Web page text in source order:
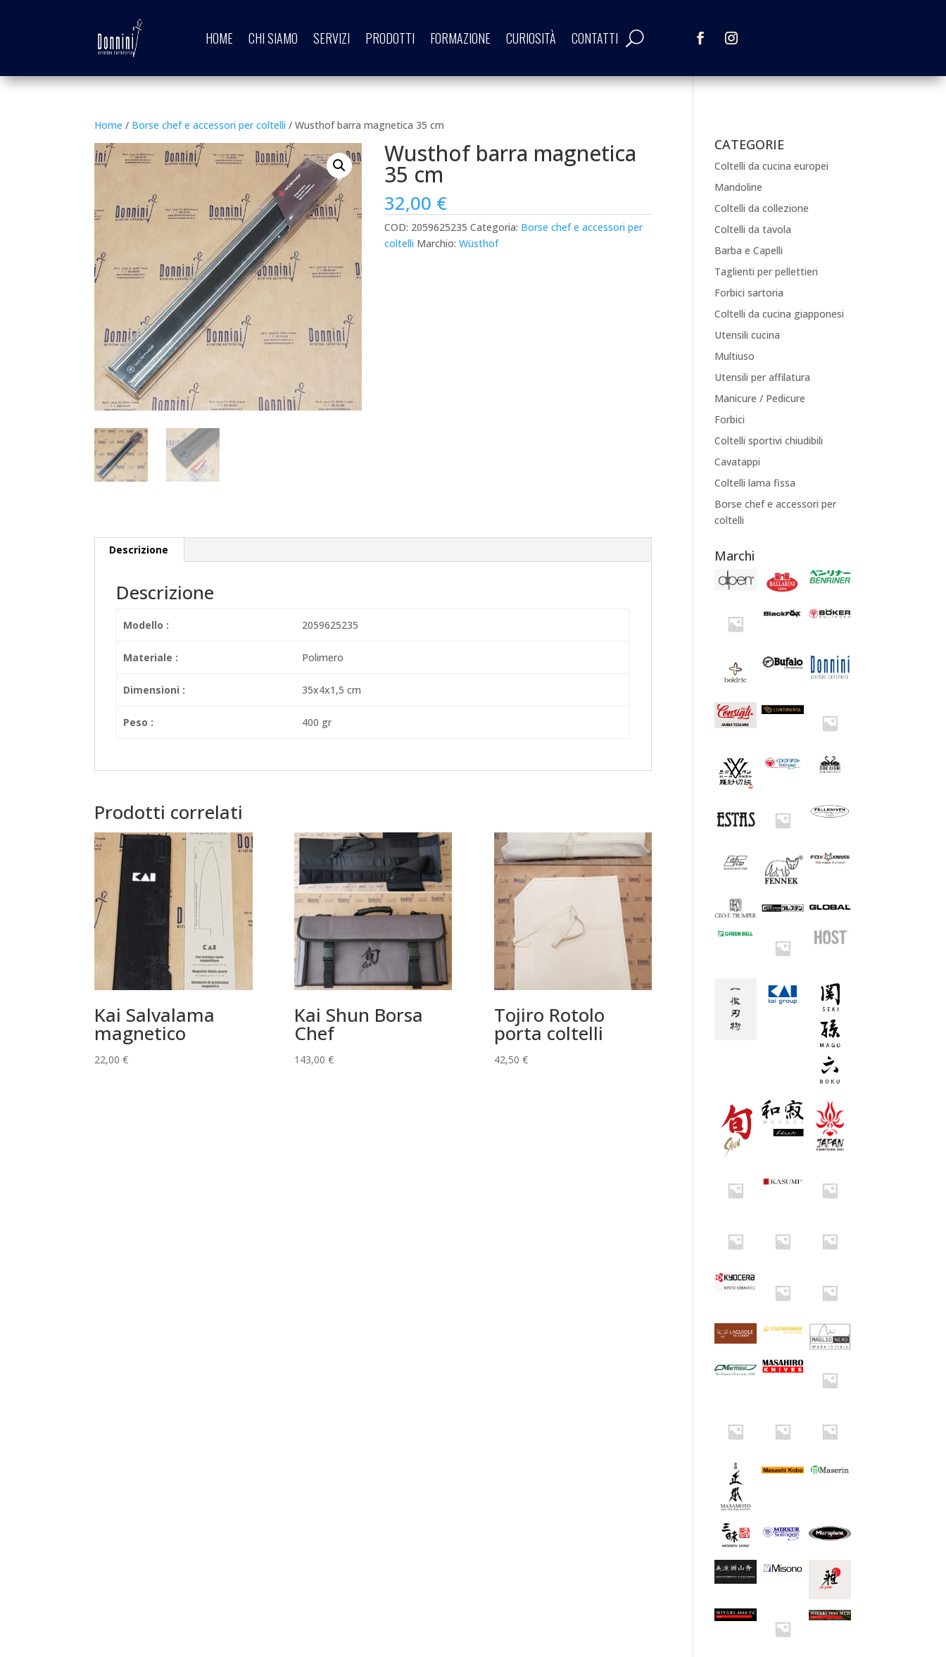
HOME CHI SIAMO SERVIZI PRODOTTI FORMAZIONE CURIOSITÀ CONTATTI
Home / Borse chef e accessori per coltelli / Wusthof barra magnetica 35 cm
Wusthof barra magnetica
35 cm
32,00 €
COD: 2059625235 Categoria: Borse chef e accessori per
coltelli Marchio:Wüsthof
Descrizione
Descrizione
Modello : 2059625235
Materiale : Polimero
Dimensioni : 35x4x1,5 cm
Peso : 400 gr
Prodotti correlati
Kai Salvalama
magnetico
22,00€
Kai Shun Borsa
Chef
143,00 €
Tojiro Rotolo
porta coltelli
42,50 €
CATEGORIE
Coltelli da cucina europei
Mandoline
Coltelli da collezione
Coltelli da tavola
Barba e Capelli
Taglienti per pellettieri
Forbici sartoria
Coltelli da cucina giapponesi
Utensili cucina
Multiuso
Utensili per affilatura
Manicure / Pedicure
Forbici
Coltelli sportivi chiudibili
Cavatappi
Coltelli lama fissa
Borse chef e accessori per
coltelli
Marchi